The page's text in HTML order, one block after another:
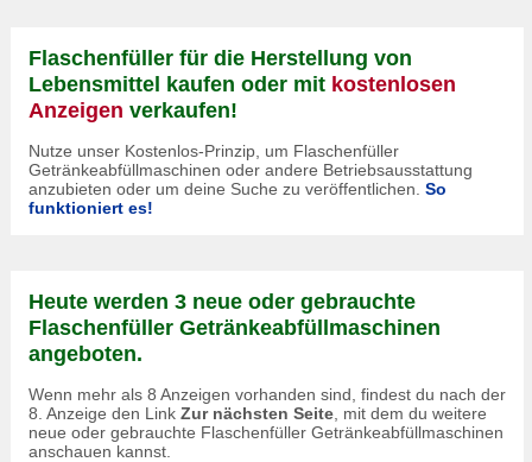
Flaschenfüller für die Herstellung von
Lebensmittel kaufen oder mit kostenlosen
Anzeigen verkaufen!
Nutze unser Kostenlos-Prinzip, um Flaschenfüller
Getränkeabfüllmaschinen oder andere Betriebsausstattung
anzubieten oder um deine Suche zu veröffentlichen. So
funktioniert es!
Heute werden 3 neue oder gebrauchte
Flaschenfüller Getränkeabfüllmaschinen
angeboten.
Wenn mehr als 8 Anzeigen vorhanden sind, findest du nach der
8. Anzeige den Link Zur nächsten Seite , mit dem du weitere
neue oder gebrauchte Flaschenfüller Getränkeabfüllmaschinen
anschauen kannst.